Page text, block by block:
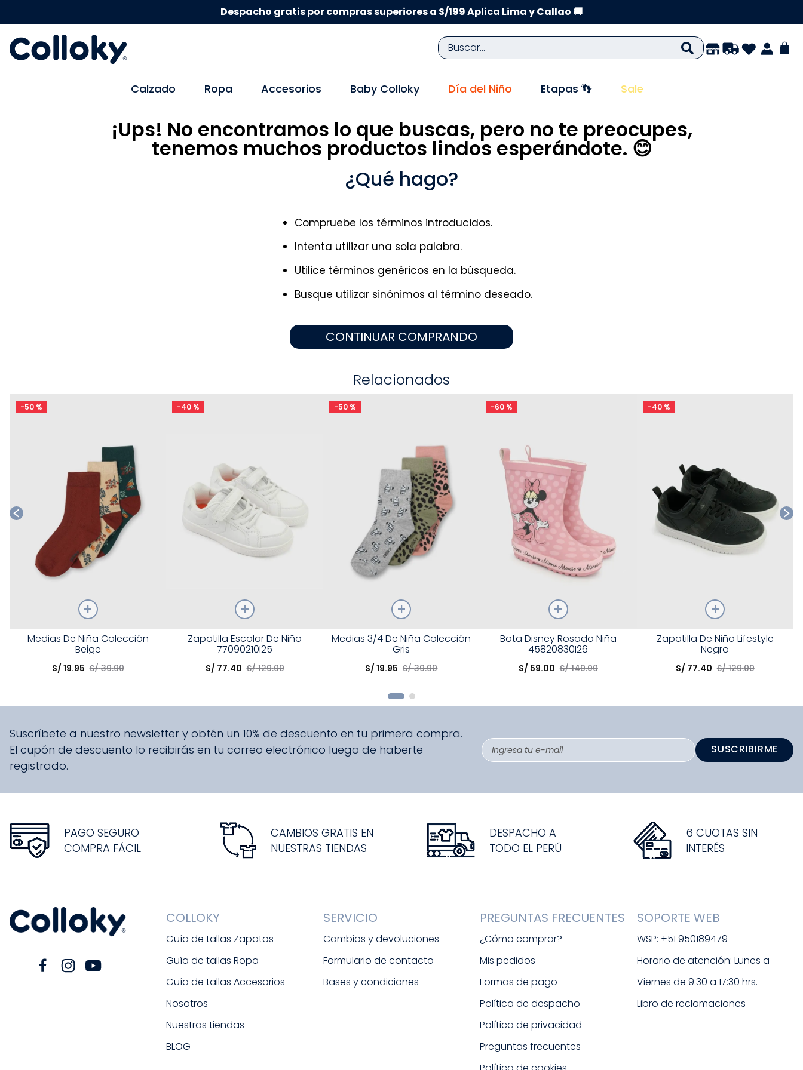
Despacho gratis por compras superiores a S/199Aplica Lima y Callao 🚚
Buscar...
Calzado Ropa Accesorios Baby Colloky Día del Niño Etapas 👣 Sale
¡Ups! No encontramos lo que buscas, pero no te preocupes,
tenemos muchos productos lindos esperándote. 😊
¿Qué hago?
Compruebe los términos introducidos.
Intenta utilizar una sola palabra.
Utilice términos genéricos en la búsqueda.
Busque utilizar sinónimos al término deseado.
CONTINUAR COMPRANDO
Relacionados
-50 %
Talla
Elige una opción
Medias De Niña Colección
Beige
S/ 19.95 S/ 39.90
-40 %
Elige una opción
Zapatilla Escolar De Niño
77090210I25
S/ 77.40 S/ 129.00
-50 %
Talla
Elige una opción
Medias 3/4 De Niña Colección
Gris
S/ 19.95 S/ 39.90
-60 %
Elige una opción
Bota Disney Rosado Niña
45820830I26
S/ 59.00 S/ 149.00
-40 %
Elige una opción
Zapatilla De Niño Lifestyle
Negro
S/ 77.40 S/ 129.00
Suscríbete a nuestro newsletter y obtén un 10% de descuento en tu primera compra.
El cupón de descuento lo recibirás en tu correo electrónico luego de haberte
registrado.
SUSCRIBIRME
PAGO SEGURO
COMPRA FÁCIL
CAMBIOS GRATIS EN
NUESTRAS TIENDAS
DESPACHO A
TODO EL PERÚ
6 CUOTAS SIN
INTERÉS
COLLOKY
Guía de tallas Zapatos
Guía de tallas Ropa
Guía de tallas Accesorios
Nosotros
Nuestras tiendas
BLOG
SERVICIO
Cambios y devoluciones
Formulario de contacto
Bases y condiciones
PREGUNTAS FRECUENTES
¿Cómo comprar?
Mis pedidos
Formas de pago
Política de despacho
Política de privacidad
Preguntas frecuentes
SOPORTE WEB
WSP: +51 950189479
Horario de atención: Lunes a
Viernes de 9:30 a 17:30 hrs.
Libro de reclamaciones
TÉRMINOS MÁS BUSCADOS
2 .
zapatillas niño
3.
medias
sandalias niña
7.
sandalias niño
8 .
pijama
9.
zapatos niña
10 . disney